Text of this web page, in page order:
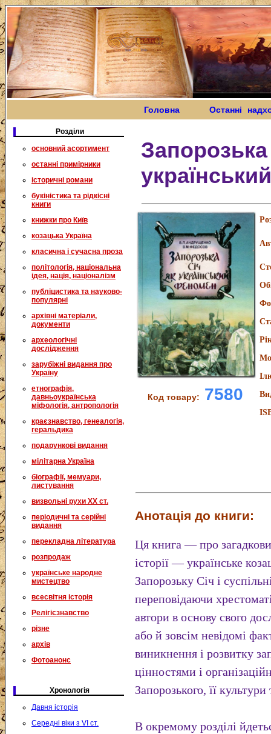
Головна Останні
Розділи
основний асортимент
останні примірники
історичні романи
букіністика та рідкісні
книги
книжки про Київ
козацька Україна
класична і сучасна проза
політологія, національна
ідея, нація, націоналізм
публіцистика та науково-
популярні
архівні матеріали,
документи
археологічні
дослідження
зарубіжні видання про
Україну
етнографія,
давньоукраїнська
міфологія, антропологія
краєзнавство, генеалогія,
геральдика
подарункові видання
мілітарна Україна
біографії, мемуари,
листування
визвольні рухи XX ст.
періодичні та серійні
видання
перекладна література
розпродаж
українське народне
мистецтво
всесвітня історія
Релігієзнавство
різне
архів
Фотоанонс
Хронологія
Давня історія
Середні віки з VI ст.
Запорозька
Код товару: 7580
Анотація до книги:
Ця книга — про
історії — українське
Запорозьку Січ і
переповідаючи
автори в основу свого
або й зовсім невідомі
виникнення і розвитку
цінностями і
Запорозького, її
В окремому розділі